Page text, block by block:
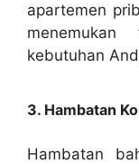
apartemen
kebutuhan
3. Hambatan
Hambatan